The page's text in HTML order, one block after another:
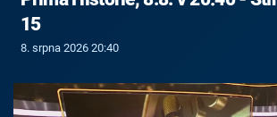
15
8. srpna 2026 20:40